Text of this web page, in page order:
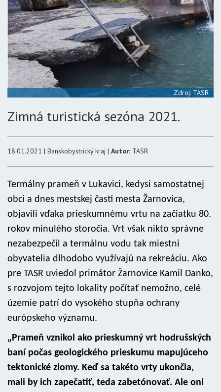
Zdroj: TASR
Zimná turistická sezóna 2021.
18.01.2021 | Banskobystrický kraj | Autor: TASR
Termálny prameň v Lukavici, kedysi samostatnej
obci a dnes mestskej časti mesta Žarnovica,
objavili vďaka prieskumnému vrtu na začiatku 80.
rokov minulého storočia. Vrt však nikto správne
nezabezpečil a termálnu vodu tak miestni
obyvatelia dlhodobo využívajú na rekreáciu. Ako
pre TASR uviedol primátor Žarnovice Kamil Danko,
s rozvojom tejto lokality počítať nemožno, celé
územie patrí do vysokého stupňa ochrany
európskeho významu.
„Prameň vznikol ako prieskumný vrt hodrušských
baní počas geologického prieskumu mapujúceho
tektonické zlomy. Keď sa takéto vrty ukončia,
mali by ich zapečatiť, teda zabetónovať. Ale oni